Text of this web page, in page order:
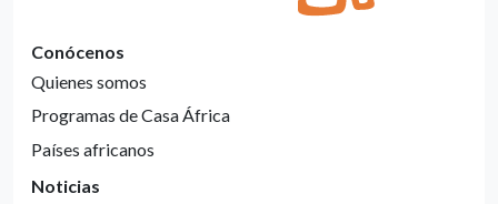
Conócenos
Quienes somos
Programas de Casa África
Países africanos
Noticias